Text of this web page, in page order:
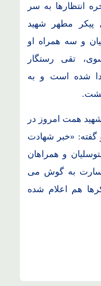
انتظارها به سر
از ۳۸ سال پیکر مطهر شهید
و سه همراه او
تقی رستگار
شده است و به
گشت.
همت امروز در
گفته: «خبر شهادت
و همراهان
به گوش می
هم اعلام شده